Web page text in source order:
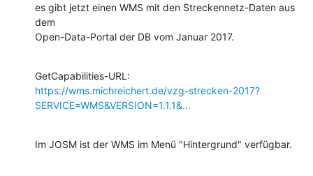
es gibt jetzt einen WMS mit den Streckennetz-Daten aus
dem
Open-Data-Portal der DB vom Januar 2017.
https://wms.michreichert.de/vzg-strecken-2017?
SERVICE=WMS&VERSION=1.1.1&...
Im JOSM ist der WMS im Menü "Hintergrund" verfügbar.